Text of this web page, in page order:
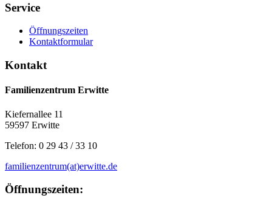
Service
Öffnungszeiten
Kontaktformular
Kontakt
Familienzentrum Erwitte
Kiefernallee 11
59597 Erwitte
Telefon: 0 29 43 / 33 10
familienzentrum(at)erwitte.de
Öffnungszeiten: